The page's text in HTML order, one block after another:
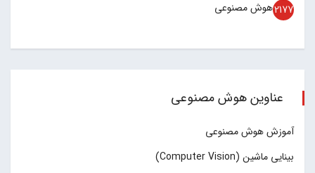
هوش مصنوعی2177
عناوین هوش مصنوعی
آموزش هوش مصنوعی
بینایی ماشین (Computer Vision)